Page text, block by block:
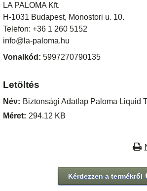
LA PALOMA Kft.
H-1031 Budapest, Monostori u. 10.
Telefon: +36 1 260 5152
info@la-paloma.hu
Vonalkód: 5997270790135
Letöltés
Név: Biztonsági Adatlap Paloma Liquid
Méret: 294.12 KB
Kérdezzen a termékről